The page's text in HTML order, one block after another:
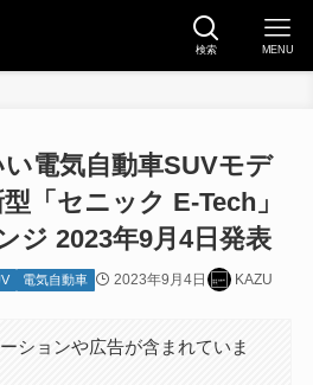
検索 MENU
電気自動車SUVモデ
「セニック E-Tech」
ジ 2023年9月4日発表
電気自動車 2023年9月4日 KAZU
ションや広告が含まれていま